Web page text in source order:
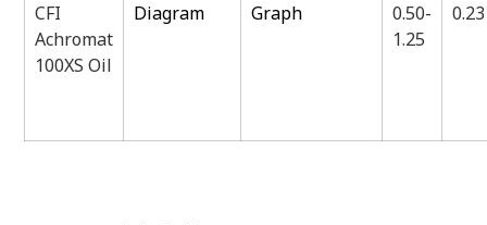
CFI
Achromat
100XS Oil
Diagram Graph
0.50-
1.25
0.23